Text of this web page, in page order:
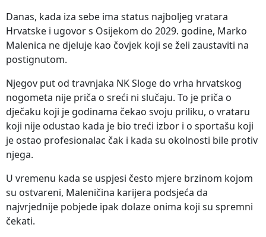
Danas, kada iza sebe ima status najboljeg vratara
Hrvatske i ugovor s Osijekom do 2029. godine, Marko
Malenica ne djeluje kao čovjek koji se želi zaustaviti na
postignutom.
Njegov put od travnjaka NK Sloge do vrha hrvatskog
nogometa nije priča o sreći ni slučaju. To je priča o
dječaku koji je godinama čekao svoju priliku, o vrataru
koji nije odustao kada je bio treći izbor i o sportašu koji
je ostao profesionalac čak i kada su okolnosti bile protiv
njega.
U vremenu kada se uspjesi često mjere brzinom kojom
su ostvareni, Maleničina karijera podsjeća da
najvrjednije pobjede ipak dolaze onima koji su spremni
čekati.